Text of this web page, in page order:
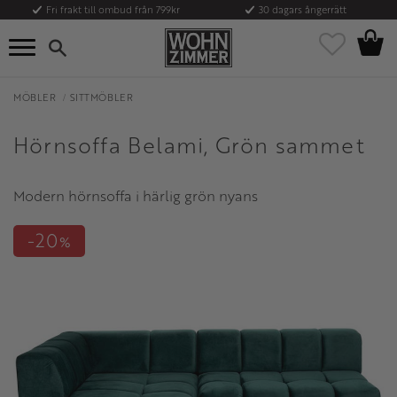
Meny
Fri frakt till ombud från 799kr 30 dagars ångerrätt
Favoriter
MÖBLER SITTMÖBLER
Hörnsoffa Belami, Grön sammet
Modern hörnsoffa i härlig grön nyans
20%